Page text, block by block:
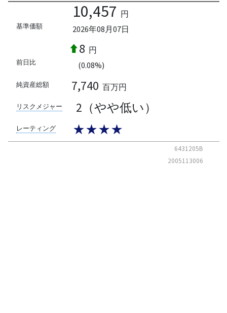
基準価額
10,457 円
2026年08月07日
前日比
8 円
(0.08%)
純資産総額 7,740 百万円
リスクメジャー 2（やや低い）
レーティング ★★★★
6431205B
2005113006